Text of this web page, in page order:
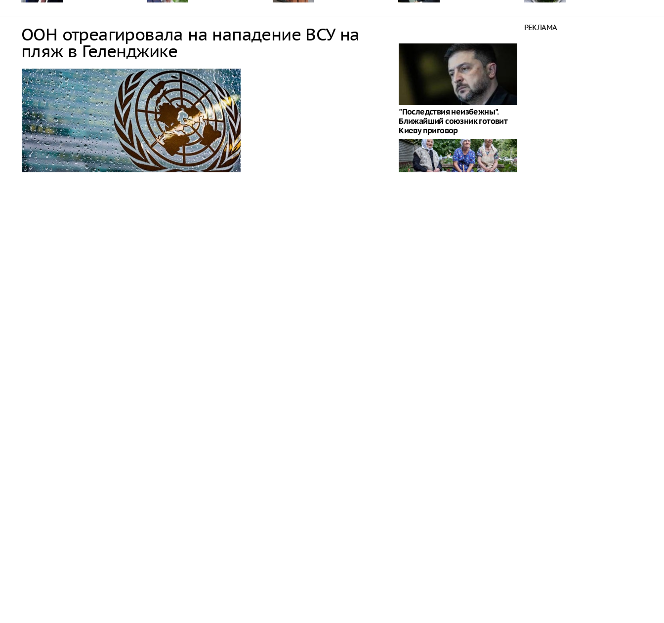
ООН отреагировала на нападение ВСУ на
пляж в Геленджике
"Последствия неизбежны".
Ближайший союзник готовит
Киеву приговор
РЕКЛАМА